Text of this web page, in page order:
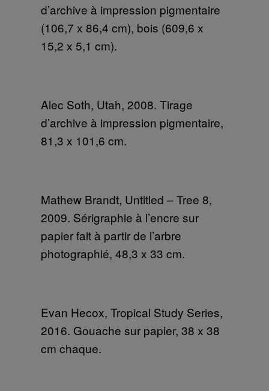
d’archive à impression pigmentaire
(106,7 x 86,4 cm), bois (609,6 x
15,2 x 5,1 cm).
Alec Soth, Utah, 2008. Tirage
d’archive à impression pigmentaire,
81,3 x 101,6 cm.
Mathew Brandt, Untitled – Tree 8,
2009. Sérigraphie à l’encre sur
papier fait à partir de l’arbre
photographié, 48,3 x 33 cm.
Evan Hecox, Tropical Study Series,
2016. Gouache sur papier, 38 x 38
cm chaque.